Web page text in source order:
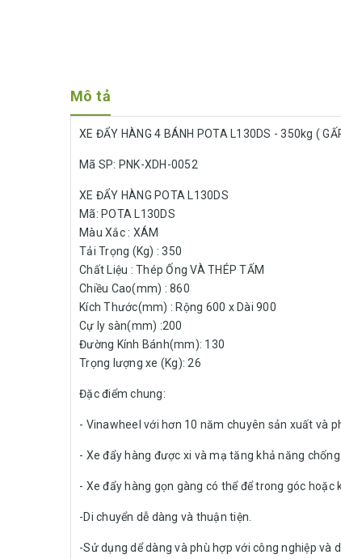
Mô tả
XE ĐẨY HÀNG 4 BÁNH POTA L130DS - 350kg (
Mã SP: PNK-XDH-0052
XE ĐẨY HÀNG POTA L130DS
Mã: POTA L130DS
Màu Xắc : XÁM
Tải Trọng (Kg) : 350
Chất Liệu : Thép Ống VÀ THÉP TẤM
Chiều Cao(mm) : 860
Kích Thước(mm) : Rộng 600 x Dài 900
Cự ly sàn(mm) :200
Đường Kính Bánh(mm): 130
Trọng lượng xe (Kg): 26
Đặc điểm chung:
- Vinawheel với hơn 10 năm chuyên sản xuất và
- Xe đẩy hàng được xi và mạ tăng khả năng
- Xe đẩy hàng gọn gàng có thể để trong góc hoặc
-Di chuyển dễ dàng và thuận tiện.
-Sử dụng dể dàng và phù hợp với công nghiệp và